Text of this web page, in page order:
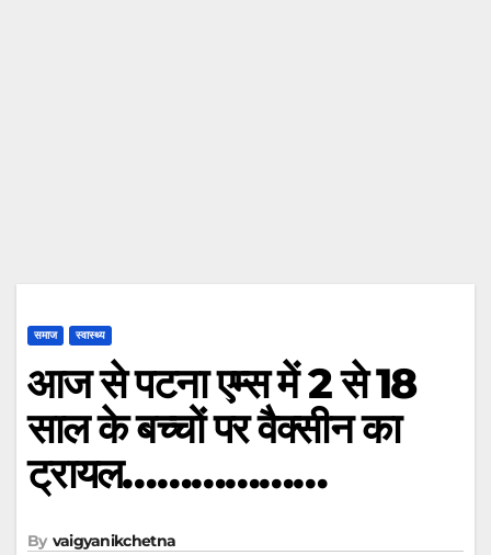
समाज स्वास्थ्य
आज से पटना एम्स में 2 से 18
साल के बच्चों पर वैक्सीन का
ट्रायल………………
By vaigyanikchetna